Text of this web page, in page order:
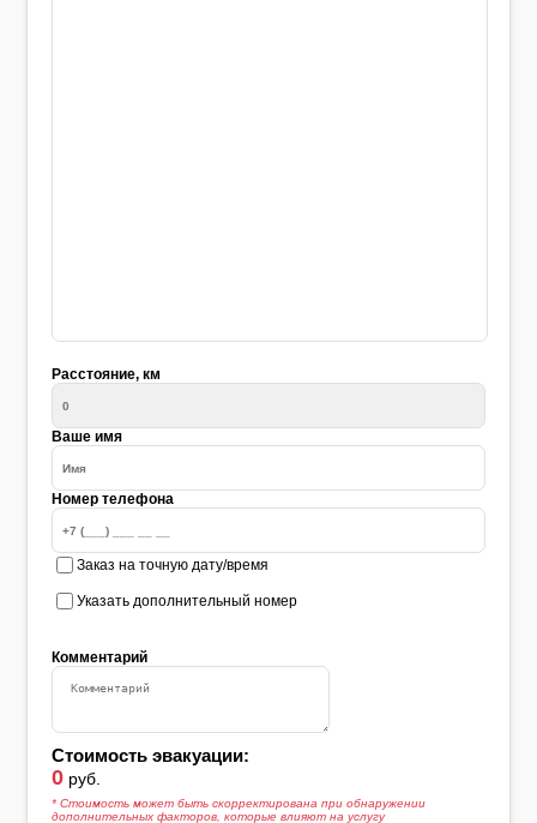
Расстояние, км
Ваше имя
Номер телефона
Заказ на точную дату/время
Указать дополнительный номер
Стоимость эвакуации:
0 руб.
* Стоимость может быть скорректирована при обнаружении
дополнительных факторов, которые влияют на услугу
Комментарий